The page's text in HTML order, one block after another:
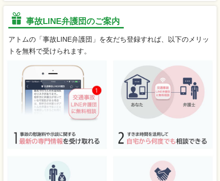
事故LINE弁護団のご案内
アトムの「事故LINE弁護団」を友だち登録すれば、以下のメリッ
トを無料で受けられます。